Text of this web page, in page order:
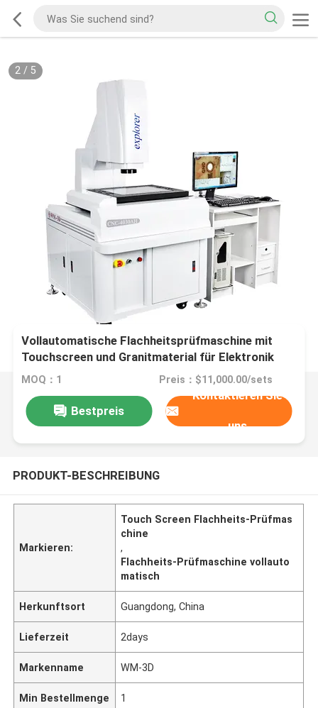
2/ 5
Vollautomatische Flachheitsprüfmaschine mit
Touchscreen und Granitmaterial für Elektronik
und Kunststoffe
MOQ：1 Preis：$11,000.00/sets
Bestpreis
Kontaktieren Sie
uns
PRODUKT-BESCHREIBUNG
Markieren:
Touch Screen Flachheits-Prüfmas
chine
,
Flachheits-Prüfmaschine vollauto
matisch
Herkunftsort Guangdong, China
Lieferzeit 2days
Markenname WM-3D
Min Bestellmenge 1